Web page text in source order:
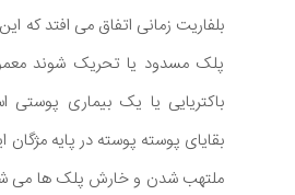
بلفاریت زمانی اتفاق می افتد که
پلک مسدود یا تحریک شوند
باکتریایی یا یک بیماری پوستی
بقایای پوسته پوسته در پایه
ملتهب شدن و خارش پلک ها می